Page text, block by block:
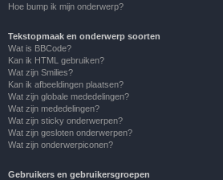
Hoe bump ik mijn onderwerp?
Tekstopmaak en onderwerp soorten
Wat is BBCode?
Kan ik HTML gebruiken?
Wat zijn Smilies?
Kan ik afbeeldingen plaatsen?
Wat zijn globale mededelingen?
Wat zijn mededelingen?
Wat zijn sticky onderwerpen?
Wat zijn gesloten onderwerpen?
Wat zijn onderwerpiconen?
Gebruikers en gebruikersgroepen